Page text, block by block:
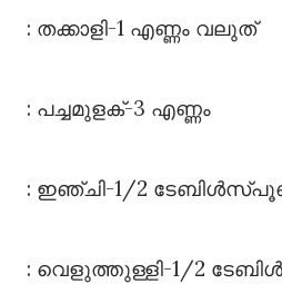
: തക്കാളി-1 എണ്ണം വലുത്
: പച്ചമുളക്-3 എണ്ണം
: ഇഞ്ചി-1/2
: വെളുത്തുള്ളി-1/2